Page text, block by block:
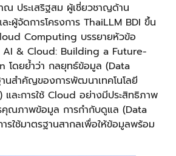
ประเสริฐสม ผู้เชี่ยวชาญด้าน
ะผู้จัดการโครงการ ThaiLLM BDI ขึ้น
Computing บรรยายหัวข้อ
AI & Cloud: Building a Future-
โดยย้ำว่า กลยุทธ์ข้อมูล (Data
นสำคัญของการพัฒนาเทคโนโลยี
ละการใช้ Cloud อย่างมีประสิทธิภาพ
คุณภาพข้อมูล การกำกับดูแล (Data
รใช้มาตรฐานสากลเพื่อให้ข้อมูลพร้อม